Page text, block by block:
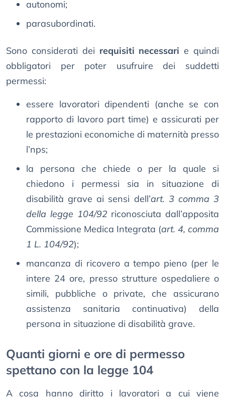
autonomi;
parasubordinati.
Sono considerati dei requisiti necessari e quindi
obbligatori per poter usufruire dei suddetti
permessi:
essere lavoratori dipendenti (anche se con
rapporto di lavoro part time) e assicurati per
le prestazioni economiche di maternità presso
l’nps;
la persona che chiede o per la quale si
chiedono i permessi sia in situazione di
disabilità grave ai sensi dell’art. 3 comma 3
della legge 104/92 riconosciuta dall’apposita
Commissione Medica Integrata (art. 4, comma
1 L. 104/92);
mancanza di ricovero a tempo pieno (per le
intere 24 ore, presso strutture ospedaliere o
simili, pubbliche o private, che assicurano
assistenza sanitaria continuativa) della
persona in situazione di disabilità grave.
Quanti giorni e ore di permesso
spettano con la legge 104
A cosa hanno diritto i lavoratori a cui viene